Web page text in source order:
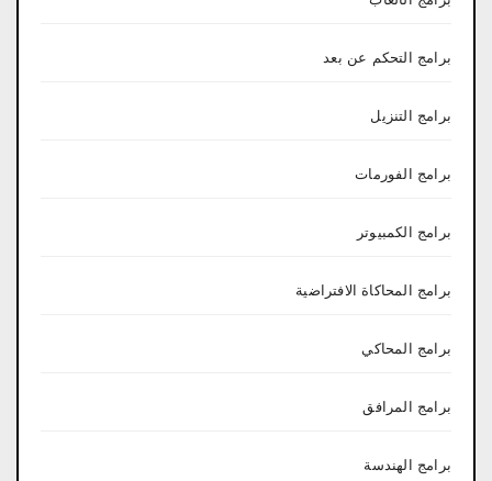
برامج التحكم عن بعد
برامج التنزيل
برامج الفورمات
برامج الكمبيوتر
برامج المحاكاة الافتراضية
برامج المحاكي
برامج المرافق
برامج الهندسة